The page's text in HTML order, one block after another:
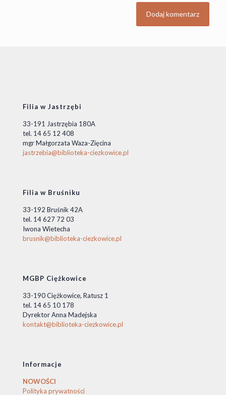
Filia w Jastrzębi
33-191 Jastrzębia 180A
tel. 14 65 12 408
mgr Małgorzata Waza-Zięcina
jastrzebia@biblioteka-ciezkowice.pl
Filia w Bruśniku
33-192 Bruśnik 42A
tel. 14 627 72 03
Iwona Wietecha
brusnik@biblioteka-ciezkowice.pl
MGBP Ciężkowice
33-190 Ciężkowice, Ratusz 1
tel. 14 65 10 178
Dyrektor Anna Madejska
kontakt@biblioteka-ciezkowice.pl
Informacje
NOWOŚCI
Polityka prywatności